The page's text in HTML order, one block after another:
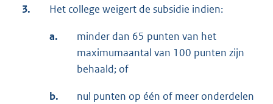
3. Het college weigert de subsidie indien:
a.
minder dan 65 punten van het
maximumaantal van 100 punten zijn
behaald; of
b.
nul punten op één of meer onderdelen